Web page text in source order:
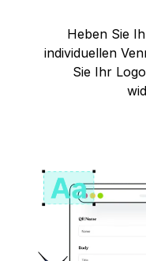
Heben Sie
individuellen
Sie Ihr